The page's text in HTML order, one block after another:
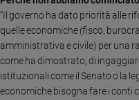
Cultura
e
spettacoli
Sanremo
2026
“Il governo ha dato priorità alle
quelle economiche (fisco,
amministrativa e civile) per una
come ha dimostrato, di
istituzionali come il Senato o la
economiche bisogna fare i conti